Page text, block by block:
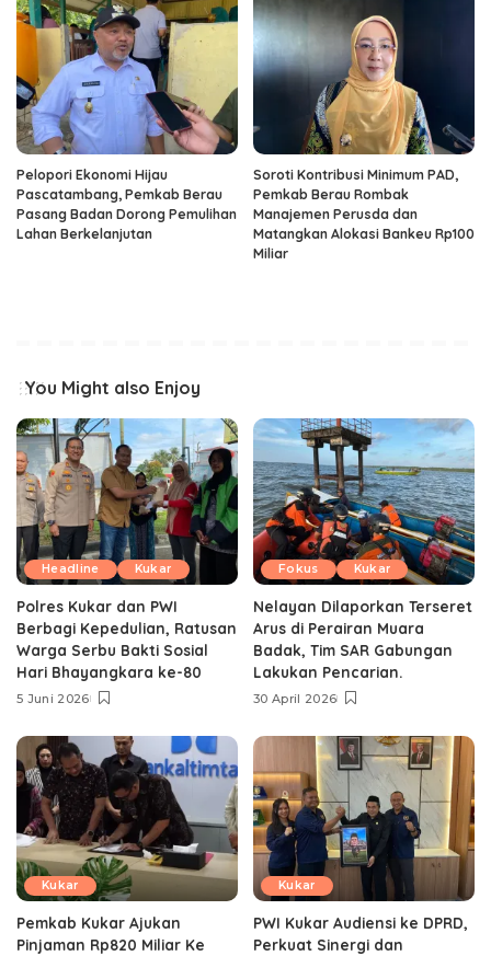
Pelopori Ekonomi Hijau
Pascatambang, Pemkab Berau
Pasang Badan Dorong Pemulihan
Lahan Berkelanjutan
Soroti Kontribusi Minimum PAD,
Pemkab Berau Rombak
Manajemen Perusda dan
Matangkan Alokasi Bankeu Rp100
Miliar
You Might also Enjoy
Headline Kukar
Polres Kukar dan PWI
Berbagi Kepedulian, Ratusan
Warga Serbu Bakti Sosial
Hari Bhayangkara ke-80
5 Juni 2026
Fokus Kukar
Nelayan Dilaporkan Terseret
Arus di Perairan Muara
Badak, Tim SAR Gabungan
Lakukan Pencarian.
30 April 2026
Kukar
Pemkab Kukar Ajukan
Pinjaman Rp820 Miliar Ke
Kukar
PWI Kukar Audiensi ke DPRD,
Perkuat Sinergi dan